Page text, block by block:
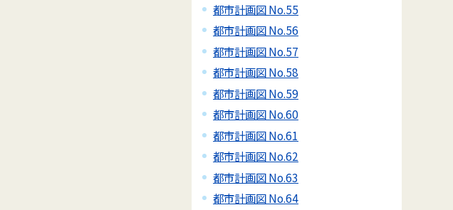
都市計画図 No.55
都市計画図 No.56
都市計画図 No.57
都市計画図 No.58
都市計画図 No.59
都市計画図 No.60
都市計画図 No.61
都市計画図 No.62
都市計画図 No.63
都市計画図 No.64